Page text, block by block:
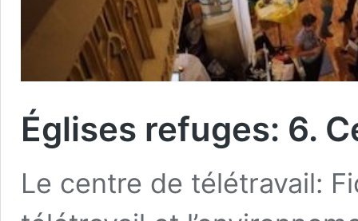
Églises refuges: 6.
Le centre de télétravail: